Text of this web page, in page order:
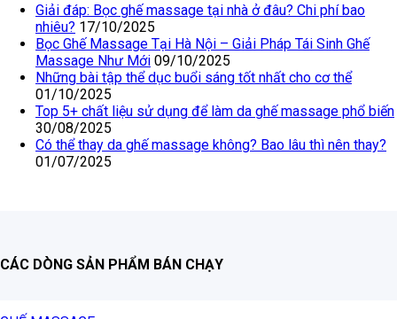
Giải đáp: Bọc ghế massage tại nhà ở đâu? Chi phí bao
nhiêu? 17/10/2025
Bọc Ghế Massage Tại Hà Nội – Giải Pháp Tái Sinh Ghế
Massage Như Mới 09/10/2025
Những bài tập thể dục buổi sáng tốt nhất cho cơ thể
01/10/2025
Top 5+ chất liệu sử dụng để làm da ghế massage phổ biến
30/08/2025
Có thể thay da ghế massage không? Bao lâu thì nên thay?
01/07/2025
CÁC DÒNG SẢN PHẨM BÁN CHẠY